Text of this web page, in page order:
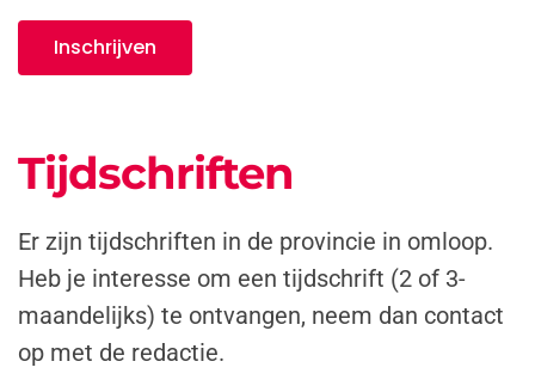
Inschrijven
Tijdschriften
Er zijn tijdschriften in de provincie in omloop.
Heb je interesse om een tijdschrift (2 of 3-
maandelijks) te ontvangen, neem dan contact
op met de redactie.